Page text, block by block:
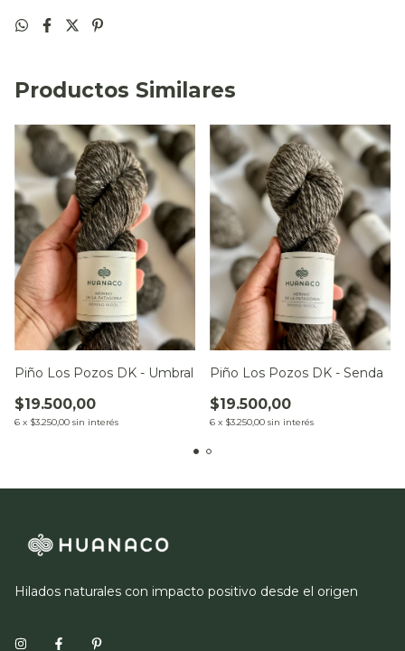
Productos Similares
Piño Los Pozos DK - Umbral
$19.500,00
6 x $3.250,00 sin interés
Piño Los Pozos DK - Senda
$19.500,00
6 x $3.250,00 sin interés
Hilados naturales con impacto positivo desde el origen